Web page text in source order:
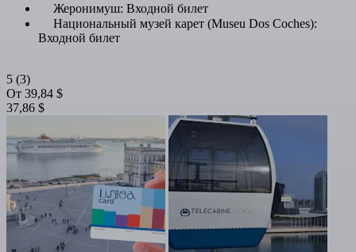
Жеронимуш: Входной билет
Национальный музей карет (Museu Dos Coches):
Входной билет
5 (3)
От 39,84 $
37,86 $